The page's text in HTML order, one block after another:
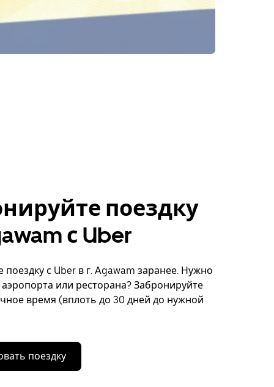
поездку
с Uber
поездку с Uber в г. Agawam заранее. Нужно
или ресторана? Забронируйте
время (вплоть до 30 дней до нужной
поездку